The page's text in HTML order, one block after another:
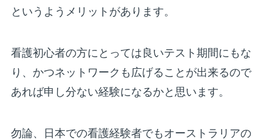
というようメリットがあります。
看護初心者の方にとっては良いテスト期間にもな
り、かつネットワークも広げることが出来るので
あれば申し分ない経験になるかと思います。
勿論、日本での看護経験者でもオーストラリアの